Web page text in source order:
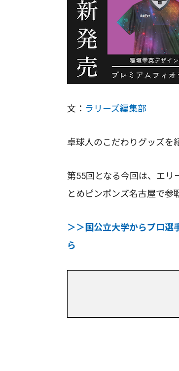
文： ラリーズ編集部
卓球人のこだわりグッズを
第55回となる今回は、エリ
とめピンポンズ名古屋で参
＞＞国公立大学からプロ選
ら